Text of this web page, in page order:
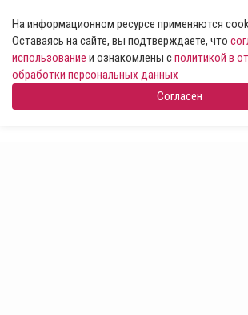
На информационном ресурсе применяются
Оставаясь на сайте, вы подтверждаете, что
использование и ознакомлены сполитикой в
обработки персональных данных
Согласен